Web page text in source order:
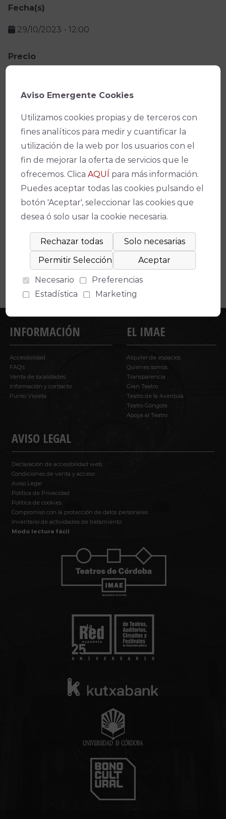
Fecha(s)
29/10/2023 - 12:00
Precio
Facebook
X WhatsApp
Email
Copy
Link
Espectáculos relacionados
INFORMACIÓN
Accesibilidad
FAQ’s
Venta de localidades
Información y contacto
Punto Violeta
AVISO LEGAL
Declaración de accesibilidad web
Condiciones de venta y acceso
Aviso Legal
Política de Privacidad
Política de cookies
Compromiso con la protección de datos personales
Inventario de actividades de tratamiento
Modo lectura fácil
EL IMAE
Alquiler de espacios
Quiénes somos
Transparencia
Gran Teatro
Teatro de la Axerquía
Teatro Góngora
Apoya al Teatro
Aviso Emergente Cookies
Utilizamos cookies propias y de terceros con
fines analíticos para medir y cuantificar la
utilización de la web por los usuarios con el
fin de mejorar la oferta de servicios que le
ofrecemos. ClicaAQUÍ para más información.
Puedes aceptar todas las cookies pulsando el
botón 'Aceptar', seleccionar las cookies que
desea ó solo usar la cookie necesaria.
Necesario
Preferencias
Estadística
Marketing